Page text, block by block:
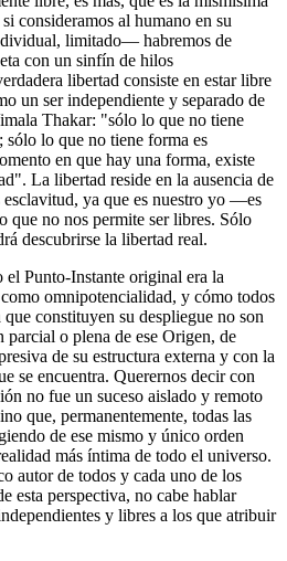
consideramos al humano en su
limitado― habremos de
con un sinfín de hilos
libertad consiste en estar libre
un ser independiente y separado de
Thakar: "sólo lo que no tiene
sólo lo que no tiene forma es
en que hay una forma, existe
La libertad reside en la ausencia de
ya que es nuestro yo ―es
que no nos permite ser libres. Sólo
descubrirse la libertad real.
el Punto-Instante original era la
omnipotencialidad, y cómo todos
constituyen su despliegue no son
parcial o plena de ese Origen, de
de su estructura externa y con la
se encuentra. Querernos decir con
no fue un suceso aislado y remoto
que, permanentemente, todas las
de ese mismo y único orden
más íntima de todo el universo.
autor de todos y cada uno de los
esta perspectiva, no cabe hablar
y libres a los que atribuir